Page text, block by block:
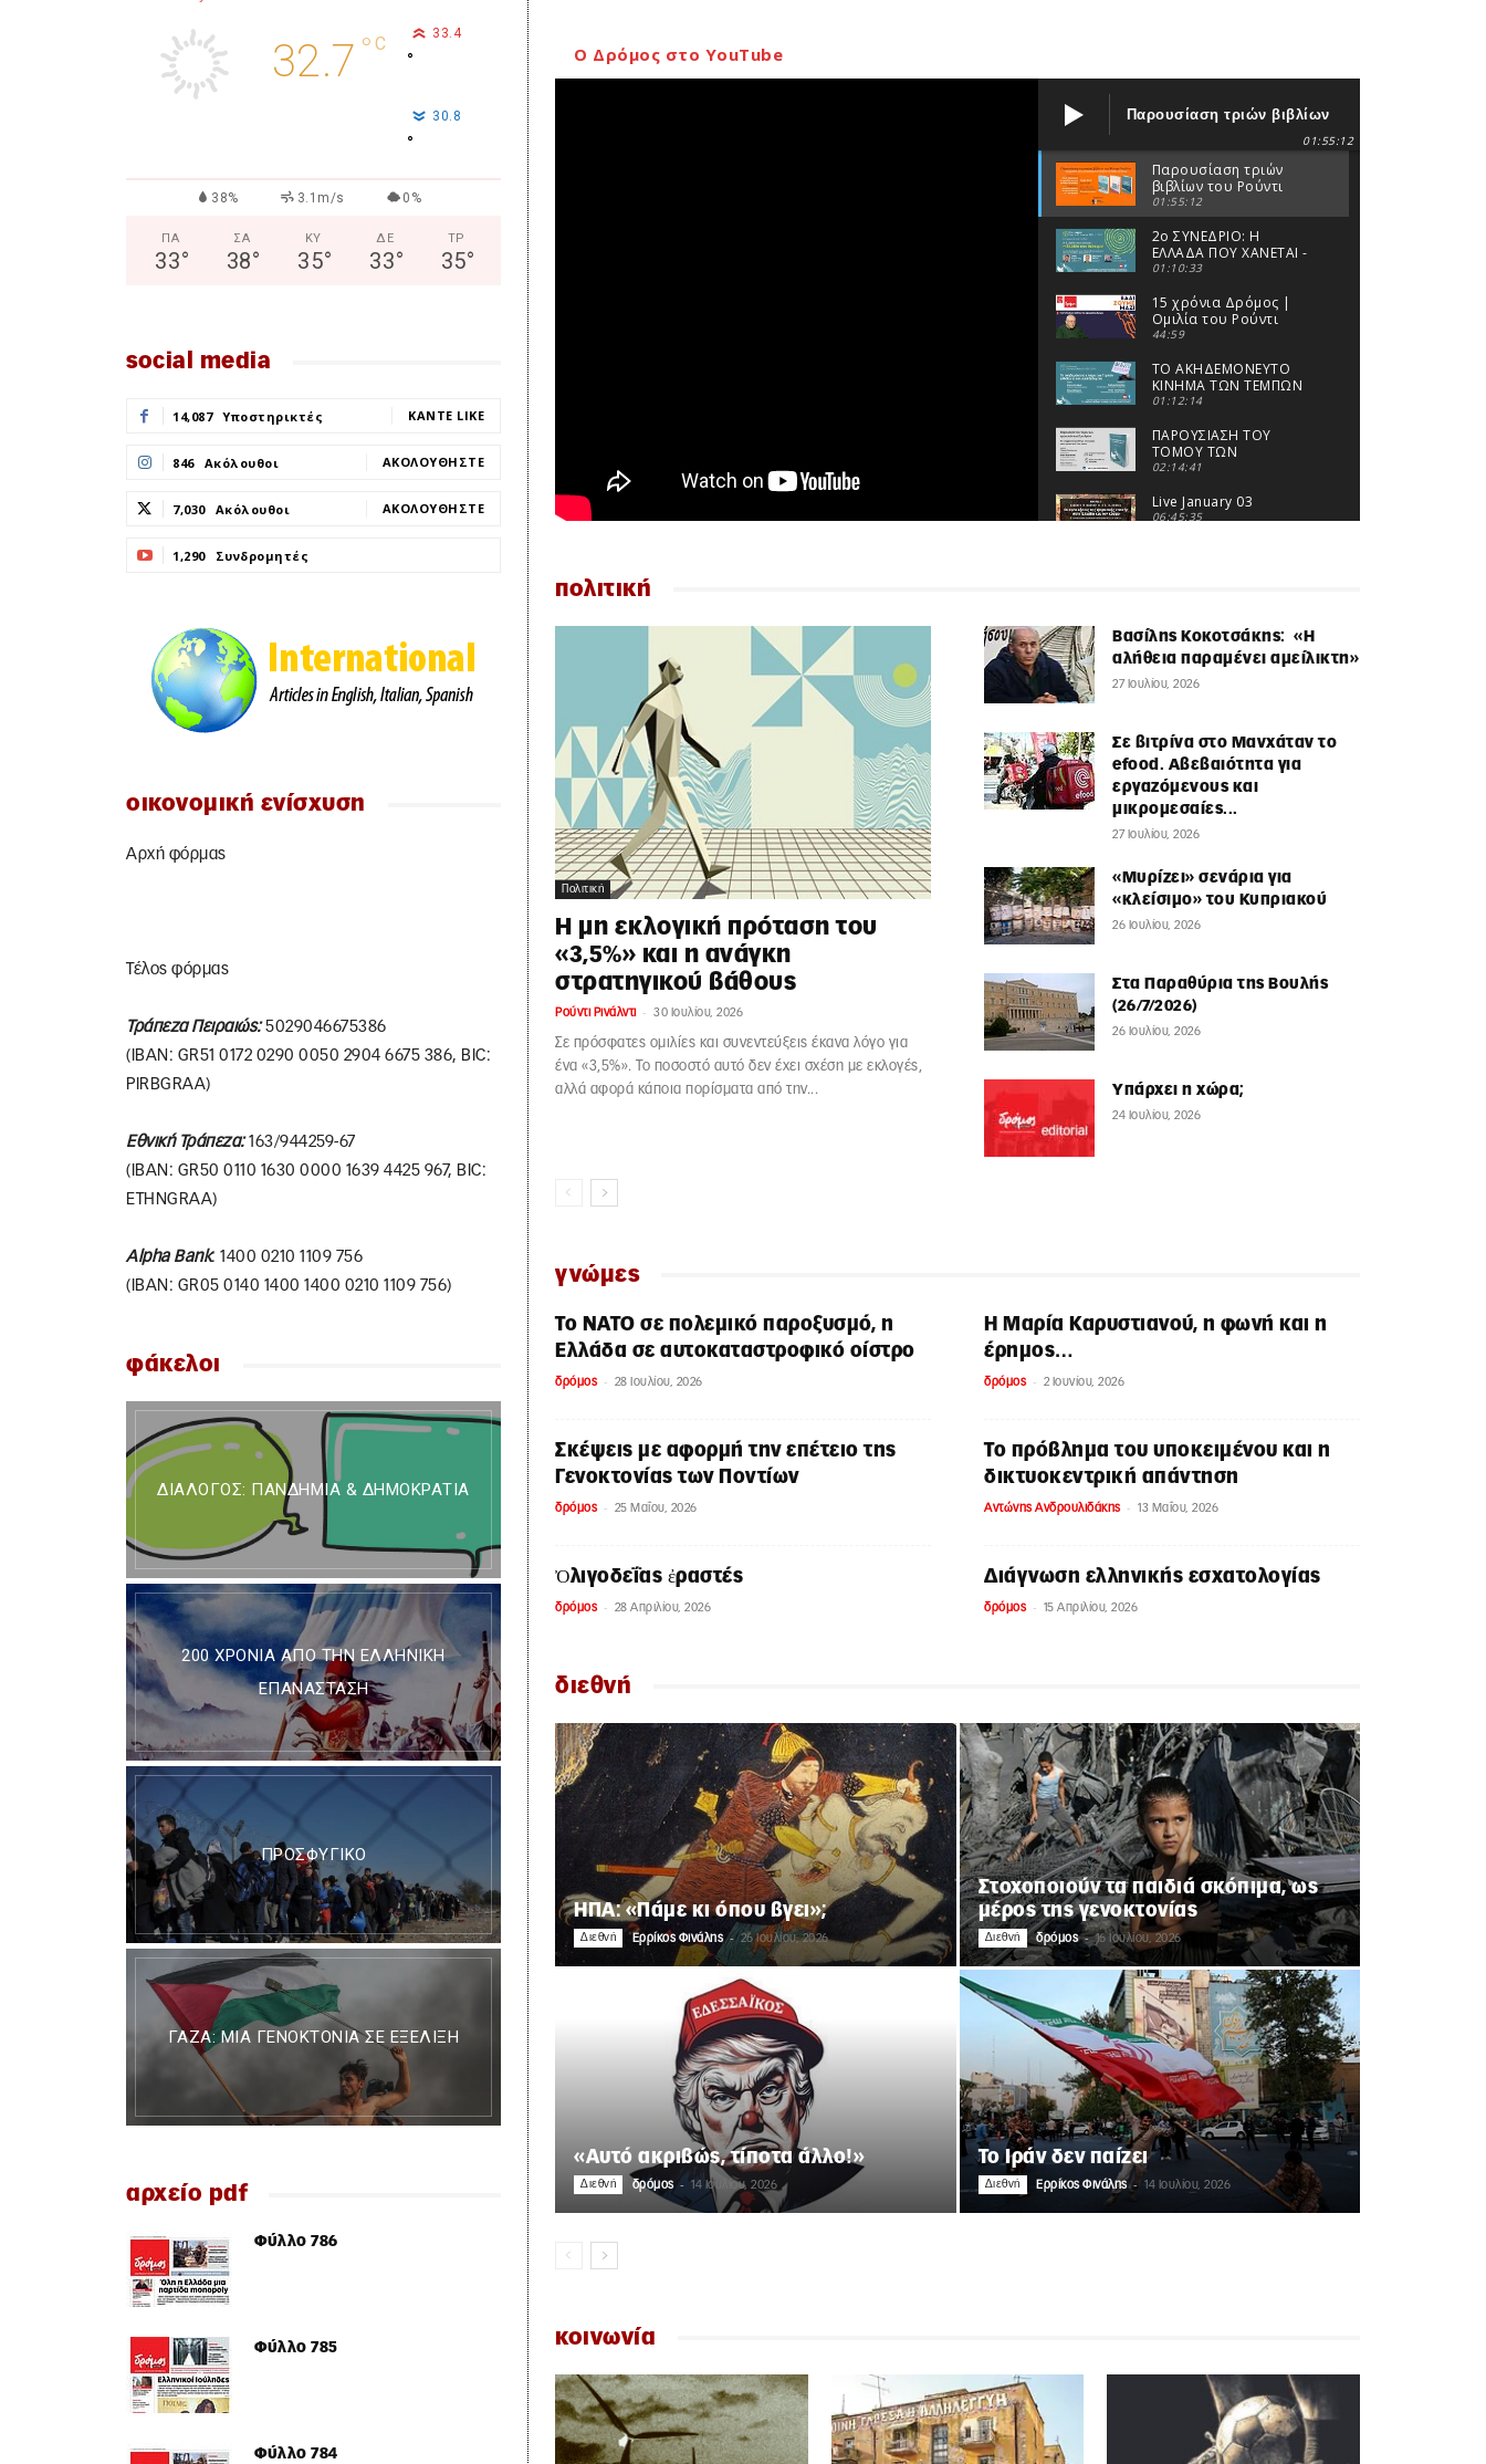
32.7 ° C 33.4
°
30.8
°
38% 3.1m/s 0%
ΠΑ
33°
ΣΑ
38°
ΚΥ
35°
ΔΕ
33°
ΤΡ
35°
social media
14,087 Υποστηρικτές ΚΆΝΤΕ LIKE
846 Ακόλουθοι ΑΚΟΛΟΥΘΉΣΤΕ
7,030 Ακόλουθοι ΑΚΟΛΟΥΘΉΣΤΕ
1,290 Συνδρομητές
οικονομική ενίσχυση
Αρχή φόρμας
Τέλος φόρμας
ΤράπεζαΠειραιώς:5029046675386
(IBAN: GR51 0172 0290 0050 2904 6675 386, BIC:
PIRBGRAA)
ΕθνικήΤράπεζα:163/944259-67
(IBAN: GR50 0110 1630 0000 1639 4425 967, BIC:
ETHNGRAA)
Alpha Bank: 1400 0210 1109 756
(IBAN: GR05 0140 1400 1400 0210 1109 756)
φάκελοι
ΔΙΆΛΟΓΟΣ: ΠΑΝΔΗΜΊΑ & ΔΗΜΟΚΡΑΤΊΑ
200 ΧΡΌΝΙΑ ΑΠΌ ΤΗΝ ΕΛΛΗΝΙΚΉ
ΕΠΑΝΆΣΤΑΣΗ
ΠΡΟΣΦΥΓΙΚΌ
ΓΆΖΑ: ΜΙΑ ΓΕΝΟΚΤΟΝΊΑ ΣΕ ΕΞΈΛΙΞΗ
αρχείο pdf
Φύλλο 786
Φύλλο 785
Φύλλο 784
Ο Δρόμος στο YouTube
Παρουσίαση τριών βιβλίων
01:55:12
Παρουσίαση τριών
βιβλίων του Ρούντι
Ρινάλντι
01:55:12
2ο ΣΥΝΕΔΡΙΟ: Η
ΕΛΛΑΔΑ ΠΟΥ ΧΑΝΕΤΑΙ -
Η ΕΛΛΑΔΑ ΠΟΥ
01:10:33
15 χρόνια Δρόμος |
Ομιλία του Ρούντι
Ρινάλντι
44:59
ΤΟ ΑΚΗΔΕΜΟΝΕΥΤΟ
ΚΙΝΗΜΑ ΤΩΝ ΤΕΜΠΩΝ
ΑΛΛΑΖΕΙ ΤΑ ΠΟΛΙΤΙΚΑ
01:12:14
ΠΑΡΟΥΣΙΑΣΗ ΤΟΥ
ΤΟΜΟΥ ΤΩΝ
ΠΡΑΚΤΙΚΩΝ ΤΟΥ
02:14:41
Live January 03
06:45:35
πολιτική
Πολιτική
Η μη εκλογική πρόταση του
«3,5%» και η ανάγκη
στρατηγικού βάθους
Ρούντι Ρινάλντι - 30 Ιουλίου, 2026
Σε πρόσφατες ομιλίες και συνεντεύξεις έκανα λόγο για
ένα «3,5%». Το ποσοστό αυτό δεν έχει σχέση με εκλογές,
αλλά αφορά κάποια πορίσματα από την...
Βασίλης Κοκοτσάκης: «Η
αλήθεια παραμένει αμείλικτη»
27 Ιουλίου, 2026
Σε βιτρίνα στο Μανχάταν το
efood. Αβεβαιότητα για
εργαζόμενους και
μικρομεσαίες...
27 Ιουλίου, 2026
«Μυρίζει» σενάρια για
«κλείσιμο» του Κυπριακού
26 Ιουλίου, 2026
Στα Παραθύρια της Βουλής
(26/7/2026)
26 Ιουλίου, 2026
Υπάρχει η χώρα;
24 Ιουλίου, 2026
γνώμες
Το ΝΑΤΟ σε πολεμικό παροξυσμό, η
Ελλάδα σε αυτοκαταστροφικό οίστρο
δρόμος - 28 Ιουλίου, 2026
Η Μαρία Καρυστιανού, η φωνή και η
έρημος…
δρόμος - 2 Ιουνίου, 2026
Σκέψεις με αφορμή την επέτειο της
Γενοκτονίας των Ποντίων
δρόμος - 25 Μαΐου, 2026
Το πρόβλημα του υποκειμένου και η
δικτυοκεντρική απάντηση
Αντώνης Ανδρουλιδάκης - 13 Μαΐου, 2026
Ὀλιγοδεΐας ἐραστές
δρόμος - 28 Απριλίου, 2026
Διάγνωση ελληνικής εσχατολογίας
δρόμος - 15 Απριλίου, 2026
διεθνή
ΗΠΑ: «Πάμε κι όπου βγει»;
Διεθνή Ερρίκος Φινάλης - 26 Ιουλίου, 2026
Στοχοποιούν τα παιδιά σκόπιμα, ως
μέρος της γενοκτονίας
Διεθνή δρόμος - 16 Ιουλίου, 2026
«Αυτό ακριβώς, τίποτα άλλο!»
Διεθνή δρόμος - 14 Ιουλίου, 2026
Το Ιράν δεν παίζει
Διεθνή Ερρίκος Φινάλης - 14 Ιουλίου, 2026
κοινωνία